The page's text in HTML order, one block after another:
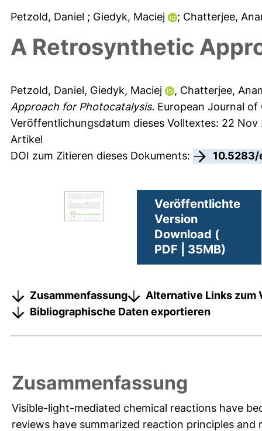
Petzold, Daniel ; Giedyk, Maciej ; Chatterjee,
A Retrosynthetic
Petzold, Daniel, Giedyk, Maciej , Chatterjee,
Approach for Photocatalysis. European Journal of
Veröffentlichungsdatum dieses Volltextes: 22 Nov
Artikel
DOI zum Zitieren dieses Dokuments:
Veröffentlichte
Version
Download (
PDF | 35MB)
Zusammenfassung
Alternative Links zum
Bibliographische Daten exportieren
Zusammenfassung
Visible-light-mediated chemical reactions have
reviews have summarized reaction principles